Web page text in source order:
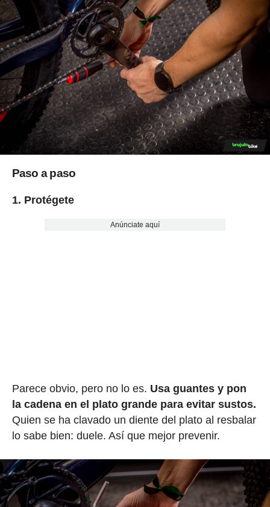
Paso a paso
1. Protégete
Anúnciate aquí
Parece obvio, pero no lo es. Usa guantes y pon
la cadena en el plato grande para evitar sustos.
Quien se ha clavado un diente del plato al resbalar
lo sabe bien: duele. Así que mejor prevenir.